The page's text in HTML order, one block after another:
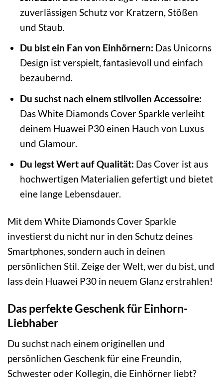
zuverlässigen Schutz vor Kratzern, Stößen
und Staub.
Du bist ein Fan von Einhörnern: Das Unicorns
Design ist verspielt, fantasievoll und einfach
bezaubernd.
Du suchst nach einem stilvollen Accessoire:
Das White Diamonds Cover Sparkle verleiht
deinem Huawei P30 einen Hauch von Luxus
und Glamour.
Du legst Wert auf Qualität: Das Cover ist aus
hochwertigen Materialien gefertigt und bietet
eine lange Lebensdauer.
Mit dem White Diamonds Cover Sparkle
investierst du nicht nur in den Schutz deines
Smartphones, sondern auch in deinen
persönlichen Stil. Zeige der Welt, wer du bist, und
lass dein Huawei P30 in neuem Glanz erstrahlen!
Das perfekte Geschenk für Einhorn-
Liebhaber
Du suchst nach einem originellen und
persönlichen Geschenk für eine Freundin,
Schwester oder Kollegin, die Einhörner liebt?